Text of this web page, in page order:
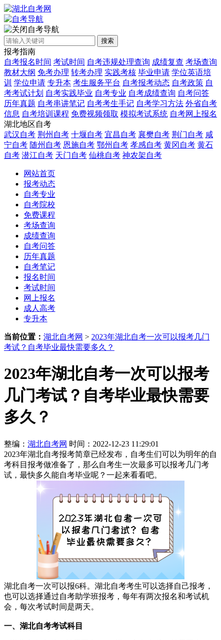
自考导航
搜索
报考指南
自考报名时间 考试时间 自考违规处理查询 成绩复查 考场查询
教材大纲 免考办理 转考办理 实践考核 毕业申请 学位英语培
训 学位申请 专升本 考生服务平台 自考报考动态 自考政策 自
考考试计划 自考实践毕业 自考专业 自考成绩查询 自考问答
历年真题 自考串讲笔记 自考考生手记 自考学习方法 外省自考
信息 自考培训课程 免费视频领取 模拟考试系统 自考网上报名
湖北地区自考
武汉自考 荆州自考 十堰自考 宜昌自考 襄樊自考 荆门自考 咸
宁自考 随州自考 恩施自考 鄂州自考 孝感自考 黄冈自考 黄石
自考 潜江自考 天门自考 仙桃自考 神农架自考
网站首页
报考动态
自考专业
自考院校
免费课程
考场查询
成绩查询
自考问答
历年真题
自考笔记
报名时间
考试时间
网上报名
成人高考
专升本
当前位置： 湖北自考网 > 2023年湖北自考一次可以报考几门
考试？自考毕业最快需要多久？
2023年湖北自考一次可以报考
几门考试？自考毕业最快需要
多久？
整编： 湖北自考网 时间：2022-12-23 11:29:01
2023年湖北自考报考简章已经发布，自考生们可以为明年的自
考科目报考做准备了，那么自考生一次最多可以报考几门考
试，最快多久能自考毕业呢？一起来看看吧。
湖北自考一次可以报6科。湖北自考考生可以选择自己报考，
也可以选择通过自考助学班报考，每年有两次报名和考试机
会，每次考试时间是两天。
一、湖北自考考试科目